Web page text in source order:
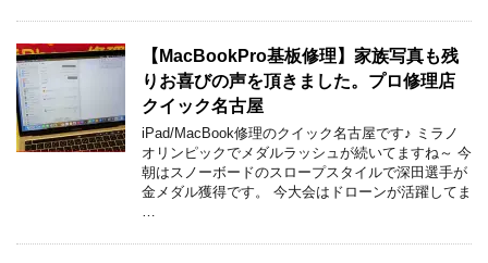
【MacBookPro基板修理】家族写真も残
りお喜びの声を頂きました。プロ修理店
クイック名古屋
iPad/MacBook修理のクイック名古屋です♪ ミラノ
オリンピックでメダルラッシュが続いてますね～ 今
朝はスノーボードのスロープスタイルで深田選手が
金メダル獲得です。 今大会はドローンが活躍してま